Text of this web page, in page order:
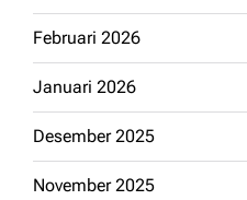
Februari 2026
Januari 2026
Desember 2025
November 2025